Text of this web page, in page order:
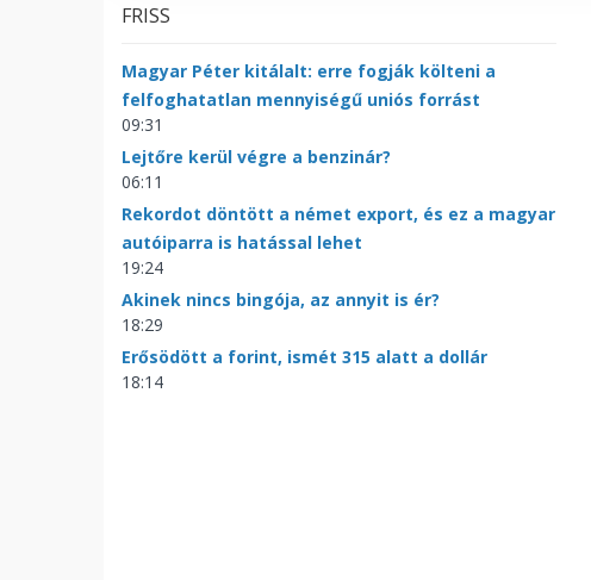
FRISS
Magyar Péter kitálalt: erre fogják költeni a
felfoghatatlan mennyiségű uniós forrást
09:31
Lejtőre kerül végre a benzinár?
06:11
Rekordot döntött a német export, és ez a magyar
autóiparra is hatással lehet
19:24
Akinek nincs bingója, az annyit is ér?
18:29
Erősödött a forint, ismét 315 alatt a dollár
18:14